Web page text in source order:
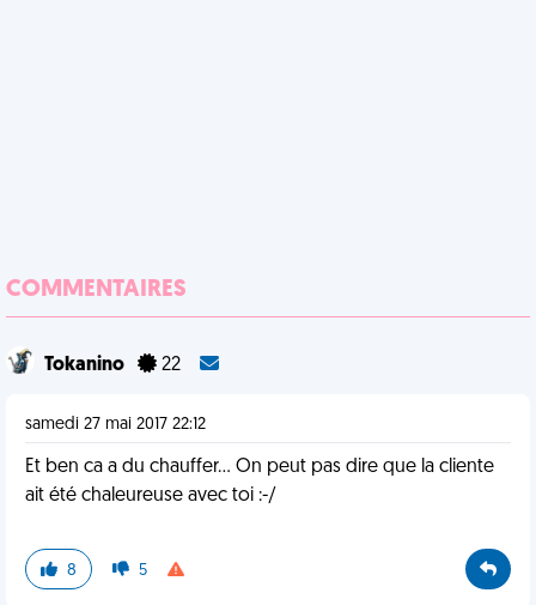
COMMENTAIRES
Tokanino 22
samedi 27 mai 2017 22:12
Et ben ca a du chauffer... On peut pas dire que la cliente
ait été chaleureuse avec toi :-/
8 5